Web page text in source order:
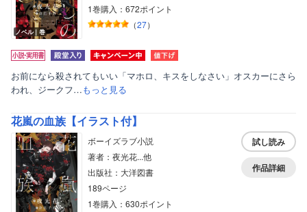
ノベル｜巻
1巻購入：672ポイント
（27）
お前になら殺されてもいい「マホロ、キスをしなさい」オスカーにさら
われ、ジークフ…もっと見る
花嵐の血族【イラスト付】
ボーイズラブ小説
著者：夜光花...他
出版社：大洋図書
189ページ
1巻購入：630ポイント
試し読み
作品詳細